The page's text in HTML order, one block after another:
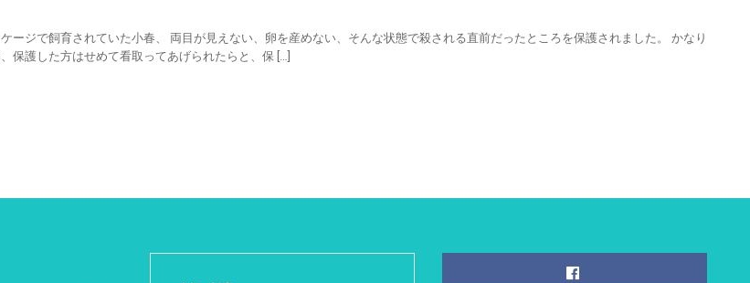
ージで飼育されていた小春、 両目が見えない、卵を産めない、そんな状態で殺される直前だったところを保護されました。 かなり
保護した方はせめて看取ってあげられたらと、保 […]